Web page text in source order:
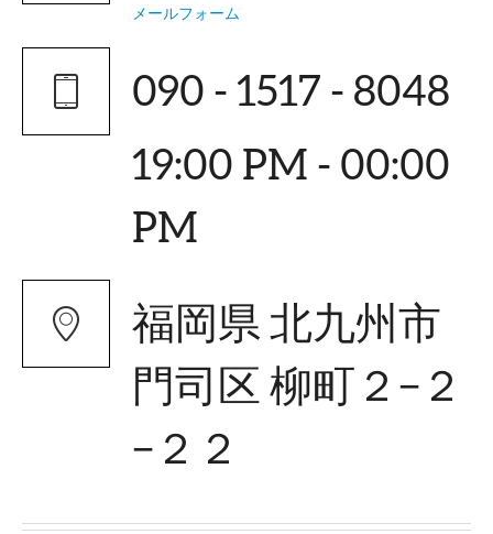
メールフォーム
090 - 1517 - 8048
19:00 PM - 00:00
PM
福岡県 北九州市
門司区 柳町２−２
−２２